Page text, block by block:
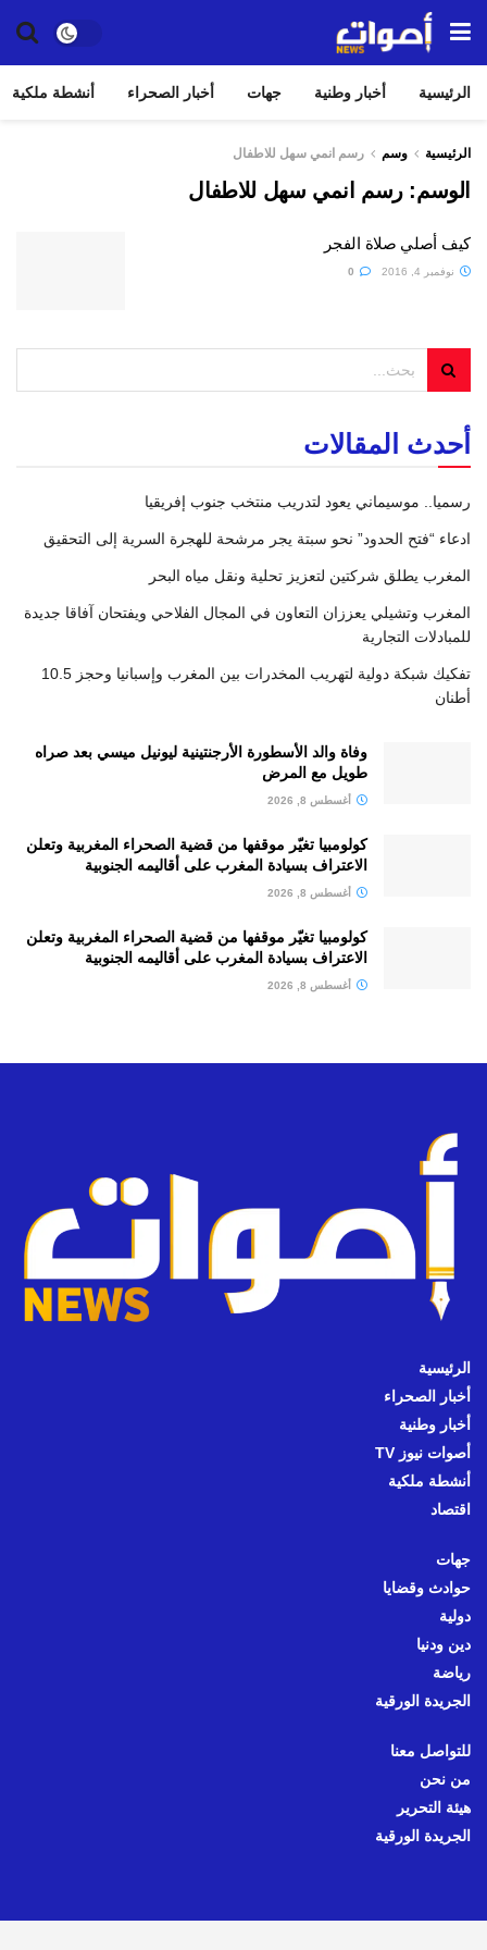
الرئيسية أخبار وطنية جهات أخبار الصحراء أنشطة ملكية
الرئيسية وسم رسم انمي سهل للاطفال
الوسم:رسم انمي سهل للاطفال
كيف أصلي صلاة الفجر
نوفمبر 4, 2016
أحدث المقالات
رسميا.. موسيماني يعود لتدريب منتخب جنوب إفريقيا
ادعاء “فتح الحدود” نحو سبتة يجر مرشحة للهجرة السرية إلى التحقيق
المغرب يطلق شركتين لتعزيز تحلية ونقل مياه البحر
المغرب وتشيلي يعززان التعاون في المجال الفلاحي ويفتحان آفاقا جديدة
للمبادلات التجارية
تفكيك شبكة دولية لتهريب المخدرات بين المغرب وإسبانيا وحجز 10.5
أطنان
وفاة والد الأسطورة الأرجنتينية ليونيل ميسي بعد صراه
طويل مع المرض
أغسطس 8, 2026
كولومبيا تغيّر موقفها من قضية الصحراء المغربية وتعلن
الاعتراف بسيادة المغرب على أقاليمه الجنوبية
أغسطس 8, 2026
كولومبيا تغيّر موقفها من قضية الصحراء المغربية وتعلن
الاعتراف بسيادة المغرب على أقاليمه الجنوبية
أغسطس 8, 2026
الرئيسية
أخبار الصحراء
أخبار وطنية
أصوات نيوز TV
أنشطة ملكية
اقتصاد
جهات
حوادث وقضايا
دولية
دين ودنيا
رياضة
الجريدة الورقية
للتواصل معنا
من نحن
هيئة التحرير
الجريدة الورقية